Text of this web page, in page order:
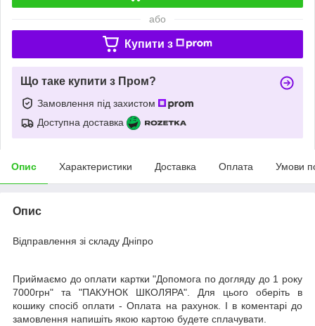
або
Купити з
Що таке купити з Пром?
Замовлення під захистом
Доступна доставка
Опис Характеристики Доставка Оплата Умови
Опис
Відправлення зі складу Дніпро
Приймаємо до оплати картки "Допомога по догляду до 1 року
7000грн" та "ПАКУНОК ШКОЛЯРА". Для цього оберіть в
кошику спосіб оплати - Оплата на рахунок. І в коментарі до
замовлення напишіть якою картою будете сплачувати.